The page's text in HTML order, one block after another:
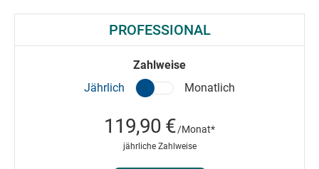
PROFESSIONAL
Zahlweise
Jährlich
Monatlich
119,90 €/Monat*
jährliche Zahlweise